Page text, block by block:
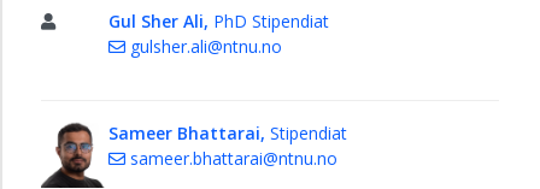
gruppe
Gul Sher Ali, PhD Stipendiat
gulsher.ali@ntnu.no
Sameer Bhattarai, Stipendiat
sameer.bhattarai@ntnu.no